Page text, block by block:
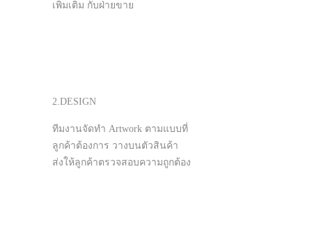
เพิ่มเติม กับฝ่ายขาย
2.DESIGN
ทีมงานจัดทำ Artwork ตามแบบที่
ลูกค้าต้องการ วางบนตัวสินค้า
ส่งให้ลูกค้าตรวจสอบความถูกต้อง